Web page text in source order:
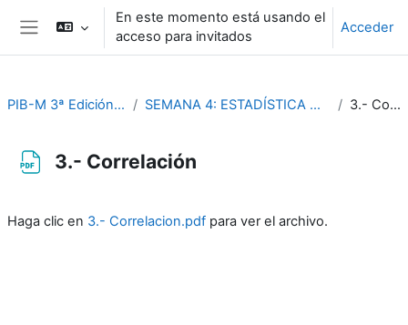
Salta al contenido principal
Panel lateral
En este momento está usando el
acceso para invitados
Acceder
PIB-M 3ª Edición (fase práctica) SEMANA 4: ESTADÍSTICA CLIMATOLÓGICA CON R 3.- Correlación
3.- Correlación
Haga clic en 3.- Correlacion.pdf para ver el archivo.